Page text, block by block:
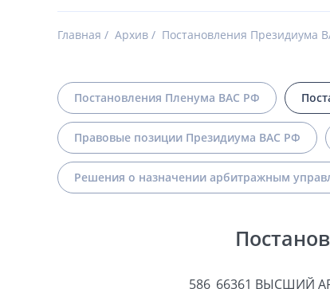
Главная Архив Постановления Президиума
Постановления Пленума ВАС РФ
Правовые позиции Президиума ВАС РФ
Решения о назначении арбитражным
586_66361 ВЫСШИЙ